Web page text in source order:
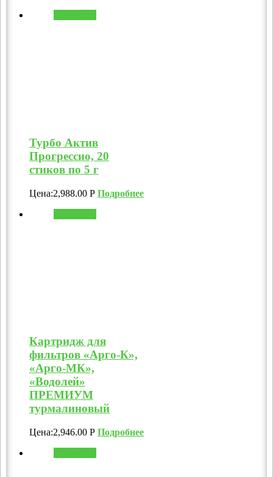
Турбо Актив
Прогрессио, 20
стиков по 5 г
Цена:2,988.00 Р Подробнее
Картридж для
фильтров «Арго-К»,
«Арго-МК»,
«Водолей»
ПРЕМИУМ
турмалиновый
Цена:2,946.00 Р Подробнее